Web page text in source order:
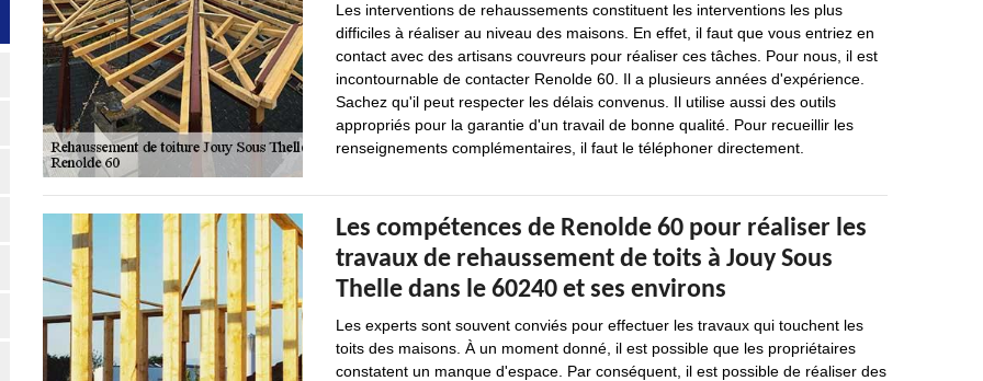
Les interventions de rehaussements constituent les interventions les plus
difficiles à réaliser au niveau des maisons. En effet, il faut que vous entriez en
contact avec des artisans couvreurs pour réaliser ces tâches. Pour nous, il est
incontournable de contacter Renolde 60. Il a plusieurs années d'expérience.
Sachez qu'il peut respecter les délais convenus. Il utilise aussi des outils
appropriés pour la garantie d'un travail de bonne qualité. Pour recueillir les
renseignements complémentaires, il faut le téléphoner directement.
Les compétences de Renolde 60 pour réaliser les
travaux de rehaussement de toits à Jouy Sous
Thelle dans le 60240 et ses environs
Les experts sont souvent conviés pour effectuer les travaux qui touchent les
toits des maisons. À un moment donné, il est possible que les propriétaires
constatent un manque d'espace. Par conséquent, il est possible de réaliser des